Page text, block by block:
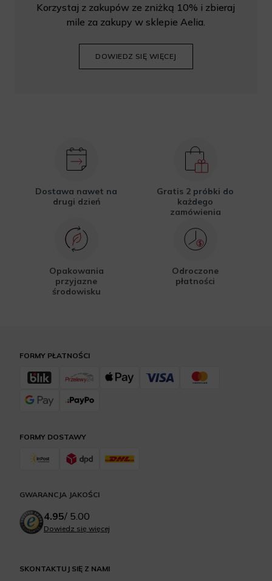
Korzystaj z zakupów ze zniżką 10% i zbieraj
mile za zakupy w sklepie Aelia.
DOWIEDZ SIĘ WIĘCEJ
Dostawa nawet na
drugi dzień
Gratis 2 próbki do
każdego
zamówienia
Opakowania
przyjazne
środowisku
Odroczone
płatności
SKONTAKTUJ SIĘ Z NAMI
FORMY DOSTAWY
FORMY PŁATNOŚCI
GWARANCJA JAKOŚCI
4.95/ 5.00
Dowiedz się więcej